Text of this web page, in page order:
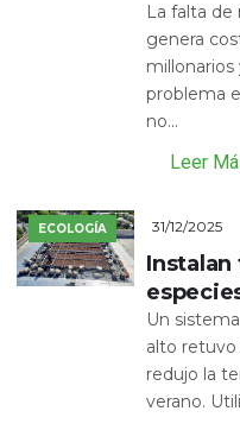
La falta
genera
millonarios
problema
no...
Leer
ECOLOGÍA 31/12/2025
Instalan
Un
alto retuvo
redujo la
verano.